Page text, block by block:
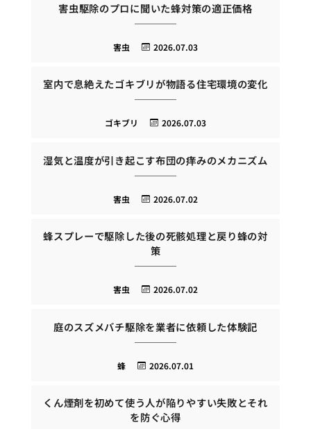
害虫駆除のプロに聞いた蜂対策の適正価格
2026.07.03
害虫
室内で息絶えたゴキブリが物語る住宅環境の変化
2026.07.03
ゴキブリ
湿気と温度が引き起こす布団の痒みのメカニズム
2026.07.02
害虫
蜂スプレーで駆除した後の死骸処理と戻り蜂の対
策
2026.07.02
害虫
庭のスズメバチ駆除を業者に依頼した体験記
2026.07.01
蜂
くん煙剤を初めて使う人が陥りやすい失敗とそれ
を防ぐ心得